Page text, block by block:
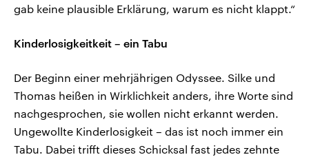
gab keine plausible Erklärung, warum es nicht klappt.“
Kinderlosigkeitkeit – ein Tabu
Der Beginn einer mehrjährigen Odyssee. Silke und
Thomas heißen in Wirklichkeit anders, ihre Worte sind
nachgesprochen, sie wollen nicht erkannt werden.
Ungewollte Kinderlosigkeit – das ist noch immer ein
Tabu. Dabei trifft dieses Schicksal fast jedes zehnte